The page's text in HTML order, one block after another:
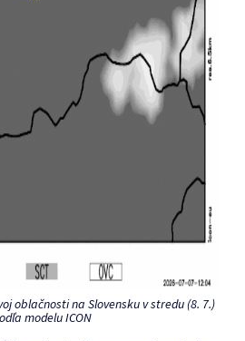
oblačnosti na Slovensku v stredu (8. 7.)
modelu ICON